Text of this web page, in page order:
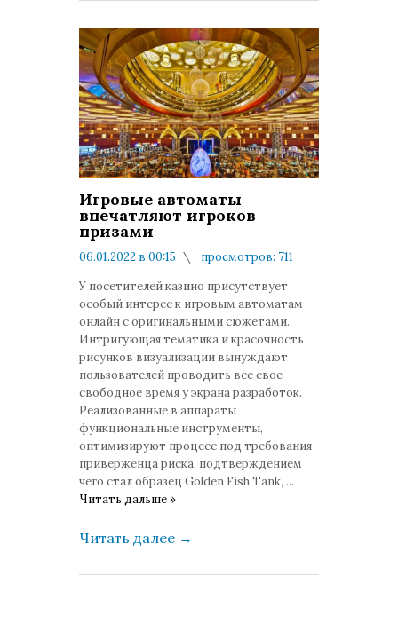
Игровые автоматы
впечатляют игроков
призами
06.01.2022 в 00:15
просмотров: 711
У посетителей казино присутствует
особый интерес к игровым автоматам
онлайн с оригинальными сюжетами.
Интригующая тематика и красочность
рисунков визуализации вынуждают
пользователей проводить все свое
свободное время у экрана разработок.
Реализованные в аппараты
функциональные инструменты,
оптимизируют процесс под требования
приверженца риска, подтверждением
чего стал образец Golden Fish Tank, ...
Читать дальше »
Читать далее →